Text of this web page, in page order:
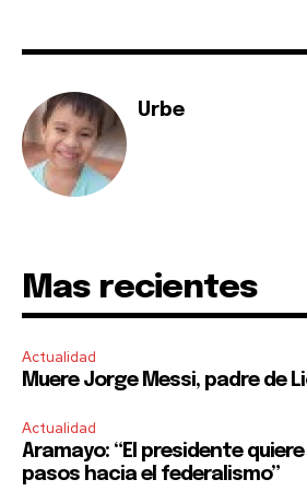
Urbe
Mas recientes
Actualidad
Muere Jorge Messi, padre de
Actualidad
Aramayo: “El presidente
pasos hacia el federalismo”